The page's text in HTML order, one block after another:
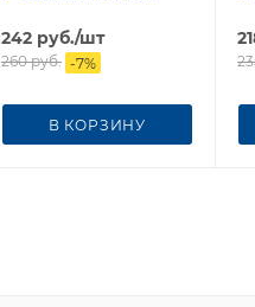
242 руб./шт
260руб. -7%
В КОРЗИНУ